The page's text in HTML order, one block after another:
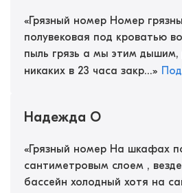
«Грязный номер Номер
полувековая под кроватью
пыль грязь а мы этим дышим,
никаких в 23 часа закр...»
Надежда О
«Грязный номер На шкафах
сантиметровым слоем ,
бассейн холодный хотя на